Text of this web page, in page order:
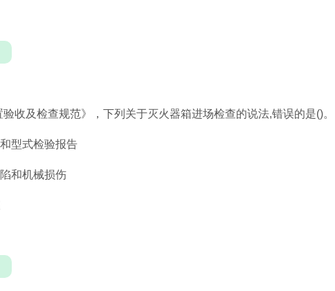
收及检查规范》，下列关于灭火器箱进场检查的说法,错误的是()。
型式检验报告
和机械损伤